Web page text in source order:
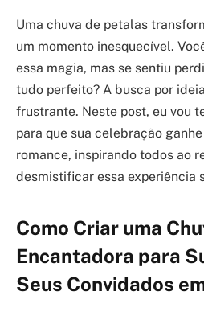
Uma chuva de petalas
um momento inesquecível.
essa magia, mas se sentiu
tudo perfeito? A busca por
frustrante. Neste post, eu vou
para que sua celebração
romance, inspirando todos ao
desmistificar essa experiência
Como Criar uma
Encantadora para
Seus Convidados